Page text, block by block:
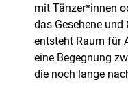
mit Tänzer*innen
das Gesehene und
entsteht Raum für
eine Begegnung
die noch lange